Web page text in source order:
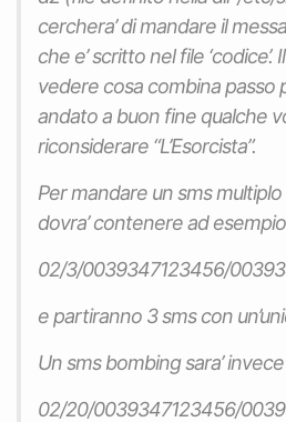
cerchera’ di mandare il
che e’ scritto nel file ‘codice’.
vedere cosa combina passo
andato a buon fine qualche
riconsiderare “L’Esorcista”.
Per mandare un sms
dovra’ contenere ad
02/3/0039347123456/
e partiranno 3 sms con
Un sms bombing sara’ invece
02/20/0039347123456/